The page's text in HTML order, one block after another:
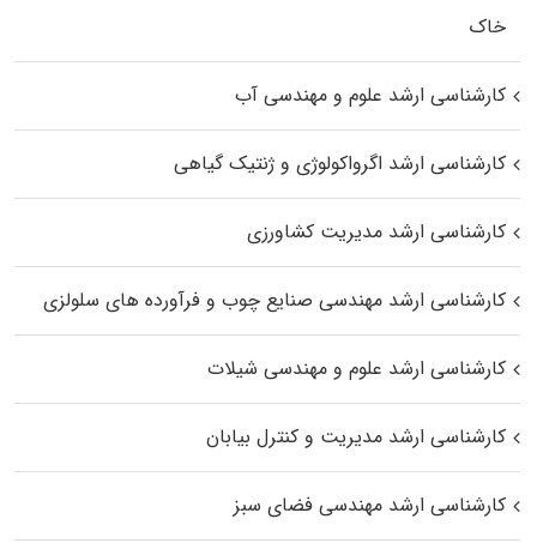
خاک
کارشناسی ارشد علوم و مهندسی آب
کارشناسی ارشد اگرواکولوژی و ژنتیک گیاهی
کارشناسی ارشد مدیریت کشاورزی
کارشناسی ارشد مهندسی صنایع چوب و فرآورده‌ های سلولزی
کارشناسی ارشد علوم و مهندسی شیلات
کارشناسی ارشد مدیریت و کنترل بیابان
کارشناسی ارشد مهندسی فضای سبز